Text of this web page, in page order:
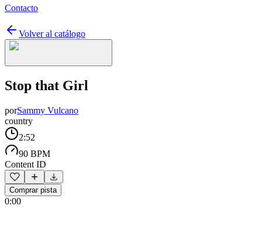
Contacto
Volver al catálogo
Stop that Girl
porSammy Vulcano
country
2:52
90 BPM
Content ID
Comprar pista
0:00